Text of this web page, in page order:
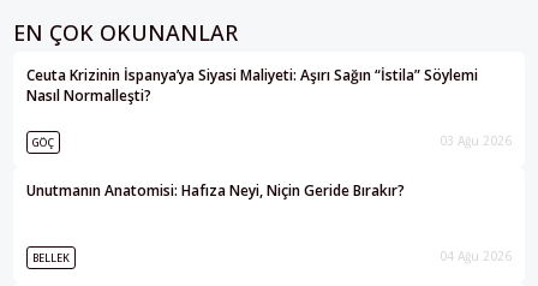
EN ÇOK OKUNANLAR
Ceuta Krizinin İspanya’ya Siyasi Maliyeti: Aşırı Sağın “İstila” Söylemi
Nasıl Normalleşti?
GÖÇ 03 Ağu 2026
Unutmanın Anatomisi: Hafıza Neyi, Niçin Geride Bırakır?
BELLEK 04 Ağu 2026